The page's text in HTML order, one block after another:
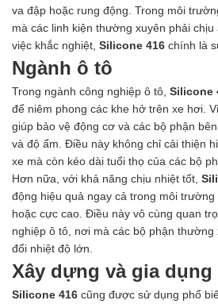
va đập hoặc rung động. Trong môi
mà các linh kiện thường xuyên phải
việc khắc nghiệt, Silicone 416 chính là
Ngành ô tô
Trong ngành công nghiệp ô tô, Silicone
để niêm phong các khe hở trên xe hơi.
giúp bảo vệ động cơ và các bộ phận
và độ ẩm. Điều này không chỉ cải thiện
xe mà còn kéo dài tuổi thọ của các bộ
Hơn nữa, với khả năng chịu nhiệt tốt,
động hiệu quả ngay cả trong môi
hoặc cực cao. Điều này vô cùng quan
nghiệp ô tô, nơi mà các bộ phận
đổi nhiệt độ lớn.
Xây dựng và gia dụng
Silicone 416 cũng được sử dụng phổ